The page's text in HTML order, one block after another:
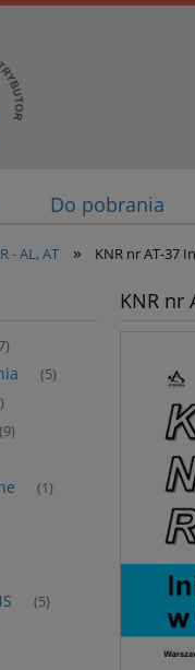
Do pobrania
- AL, AT » KNR nr AT-37
(5)
(9)
(1)
(5)
KNR nr